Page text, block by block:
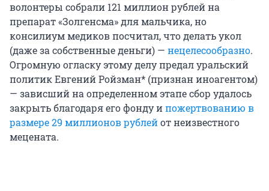
волонтеры собрали 121 миллион рублей на
препарат «Золгенсма» для мальчика, но
консилиум медиков посчитал, что делать укол
(даже за собственные деньги) — нецелесообразно.
Огромную огласку этому делу предал уральский
политик Евгений Ройзман* (признан иноагентом)
— зависший на определенном этапе сбор удалось
закрыть благодаря его фонду ипожертвованию в
размере 29 миллионов рублейот неизвестного
мецената.